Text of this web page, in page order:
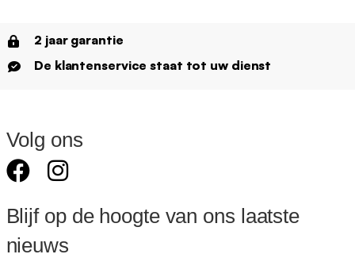
2 jaar garantie
De klantenservice staat tot uw dienst
Volg ons
Blijf op de hoogte van ons laatste
nieuws